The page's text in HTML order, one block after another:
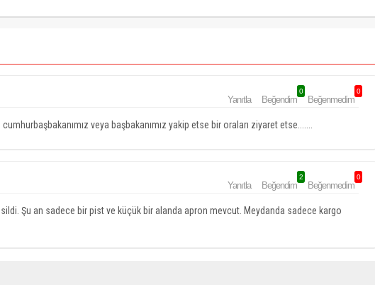
Yanıtla Beğendim
0
Beğenmedim
0
veya başbakanımız yakip etse bir oraları ziyaret etse.......
Yanıtla Beğendim
2
Beğenmedim
0
Şu an sadece bir pist ve küçük bir alanda apron mevcut. Meydanda sadece kargo